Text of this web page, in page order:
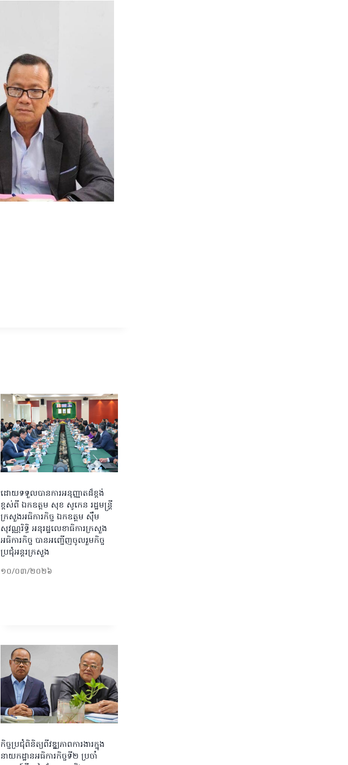
ដោយទទួលបានការអនុញ្ញាតដ៏ខ្ពង់
ខ្ពស់ពី ឯកឧត្តម សុខ សូកេន រដ្ឋមន្រ្តី
ក្រសួងអធិការកិច្ច ឯកឧត្តម ស៊ឹម
សុវណ្ណរិទ្ធិ អនុរដ្ឋលេខាធិការក្រសួង
អធិការកិច្ច បានអញ្ជើញចូលរួមកិច្ច
ប្រជុំអន្តរក្រសួង
១០/០៣/២០២៦
កិច្ចប្រជុំពិនិត្យពីវឌ្ឌ្ឍភាពការងារក្នុង
នាយកដ្ឋានអធិការកិច្ចទី២ ប្រចាំ